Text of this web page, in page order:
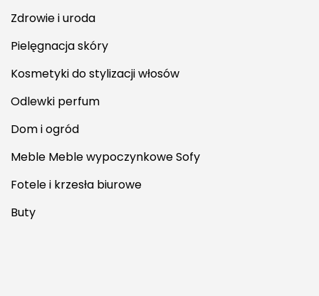
Zdrowie i uroda
Pielęgnacja skóry
Kosmetyki do stylizacji włosów
Odlewki perfum
Dom i ogród
Meble Meble wypoczynkowe Sofy
Fotele i krzesła biurowe
Buty